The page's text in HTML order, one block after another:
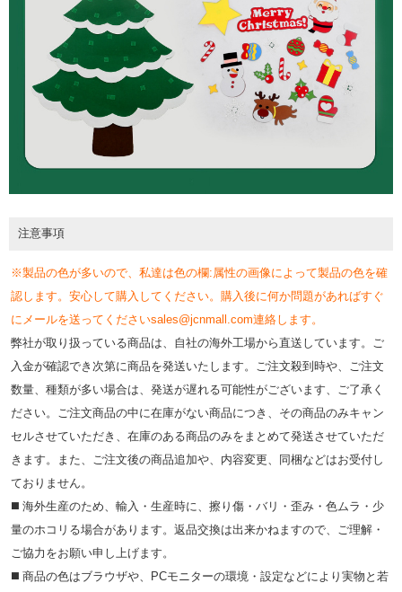
注意事項
※製品の色が多いので、私達は色の欄:属性の画像によって製品の色を確
認します。安心して購入してください。購入後に何か問題があればすぐ
にメールを送ってくださいsales@jcnmall.com連絡します。
弊社が取り扱っている商品は、自社の海外工場から直送しています。ご
入金が確認でき次第に商品を発送いたします。ご注文殺到時や、ご注文
数量、種類が多い場合は、発送が遅れる可能性がございます、ご了承く
ださい。ご注文商品の中に在庫がない商品につき、その商品のみキャン
セルさせていただき、在庫のある商品のみをまとめて発送させていただ
きます。また、ご注文後の商品追加や、内容変更、同梱などはお受付し
ておりません。
◼️ 海外⽣産のため、輸⼊・⽣産時に、擦り傷・バリ・歪み・色ムラ・少
量のホコリる場合があります。返品交換は出来かねますので、ご理解・
ご協⼒をお願い申し上げます。
◼️ 商品の⾊はブラウザや、PCモニターの環境・設定などにより実物と若